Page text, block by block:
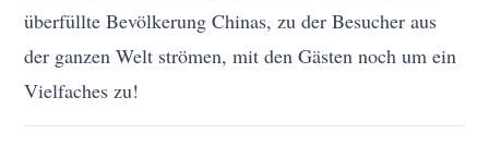
überfüllte Bevölkerung Chinas, zu der Besucher aus
der ganzen Welt strömen, mit den Gästen noch um ein
Vielfaches zu!